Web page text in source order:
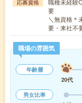
応募資格
職種未経験
要
＼無資格＊
要・来社不
職場の雰囲気
年齢層
20代
男女比率